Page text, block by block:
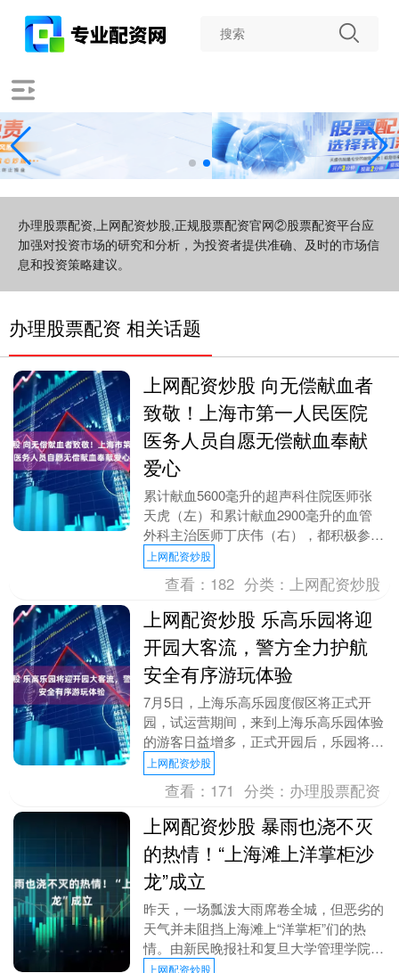
办理股票配资,上网配资炒股,正规股票配资官网②股票配资平台应
加强对投资市场的研究和分析，为投资者提供准确、及时的市场信
息和投资策略建议。
办理股票配资 相关话题
上网配资炒股 向无偿献血者
致敬！上海市第一人民医院
医务人员自愿无偿献血奉献
爱心
累计献血5600毫升的超声科住院医师张
天虎（左）和累计献血2900毫升的血管
外科主治医师丁庆伟（右），都积极参与
到今天的献血活动中。 今天（14日）是
第22个世....
上网配资炒股
查看： 182 分类： 上网配资炒股
上网配资炒股 乐高乐园将迎
开园大客流，警方全力护航
安全有序游玩体验
7月5日，上海乐高乐园度假区将正式开
园，试运营期间，来到上海乐高乐园体验
的游客日益增多，正式开园后，乐园将迎
来客流高峰。为保障度假区治安秩序稳
定、道路交通有序，....
上网配资炒股
查看： 171 分类： 办理股票配资
上网配资炒股 暴雨也浇不灭
的热情！“上海滩上洋掌柜沙
龙”成立
昨天，一场瓢泼大雨席卷全城，但恶劣的
天气并未阻挡上海滩上“洋掌柜”们的热
情。由新民晚报社和复旦大学管理学院联
合发起的 “上海滩上洋掌柜沙龙” 成立仪
上网配资炒股